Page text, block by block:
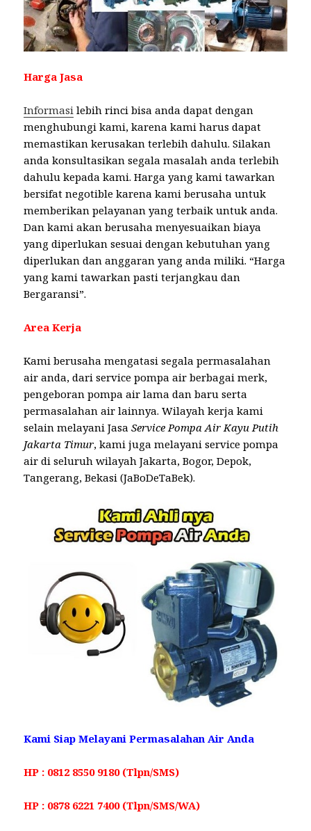
Harga Jasa
Informasi lebih rinci bisa anda dapat dengan
menghubungi kami, karena kami harus dapat
memastikan kerusakan terlebih dahulu. Silakan
anda konsultasikan segala masalah anda terlebih
dahulu kepada kami. Harga yang kami tawarkan
bersifat negotible karena kami berusaha untuk
memberikan pelayanan yang terbaik untuk anda.
Dan kami akan berusaha menyesuaikan biaya
yang diperlukan sesuai dengan kebutuhan yang
diperlukan dan anggaran yang anda miliki. “Harga
yang kami tawarkan pasti terjangkau dan
Bergaransi”.
Area Kerja
Kami berusaha mengatasi segala permasalahan
air anda, dari service pompa air berbagai merk,
pengeboran pompa air lama dan baru serta
permasalahan air lainnya. Wilayah kerja kami
selain melayani JasaService Pompa Air Kayu Putih
Jakarta Timur, kami juga melayani service pompa
air di seluruh wilayah Jakarta, Bogor, Depok,
Tangerang, Bekasi (JaBoDeTaBek).
Kami Siap Melayani Permasalahan Air Anda
HP : 0812 8550 9180 (Tlpn/SMS)
HP : 0878 6221 7400 (Tlpn/SMS/WA)